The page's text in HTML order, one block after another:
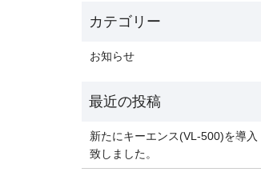
お知らせ
新たにキーエンス(VL-500)を導入
致しました。